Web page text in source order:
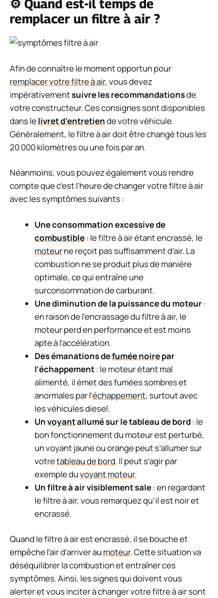
⚙️ Quand est-il temps de
remplacer un filtre à air ?
Afin de connaître le moment opportun pour
remplacer votre filtre à air, vous devez
impérativementsuivre les recommandationsde
votre constructeur. Ces consignes sont disponibles
dans lelivret d’entretiende votre véhicule.
Généralement, le filtre à air doit être changé tous les
20 000 kilomètres ou une fois par an.
Néanmoins, vous pouvez également vous rendre
compte que c’est l’heure de changer votre filtre à air
avec les symptômes suivants :
Une consommation excessive de
combustible: le filtre à air étant encrassé, le
moteurne reçoit pas suffisamment d’air. La
combustion ne se produit plus de manière
optimale, ce qui entraîne une
surconsommation de carburant.
Une diminution de la puissance du moteur:
en raison de l’encrassage du filtre à air, le
moteur perd en performance et est moins
apte à l’accélération.
Des émanations defumée noirepar
l’échappement: le moteur étant mal
alimenté, il émet des fumées sombres et
anormales par l’échappement, surtout avec
les véhicules diesel.
Unvoyantallumé sur le tableau de bord: le
bon fonctionnement du moteur est perturbé,
un voyant jaune ou orange peut s’allumer sur
votretableau de bord. Il peut s’agir par
exemple duvoyant moteur.
Un filtre à air visiblement sale: en regardant
le filtre à air, vous remarquez qu’il est noir et
encrassé.
Quand le filtre à air est encrassé, il se bouche et
empêche l’air d’arriver au moteur. Cette situation va
déséquilibrer la combustion et entraîner ces
symptômes. Ainsi, les signes qui doivent vous
alerter et vous inciter à changer votre filtre à air sont